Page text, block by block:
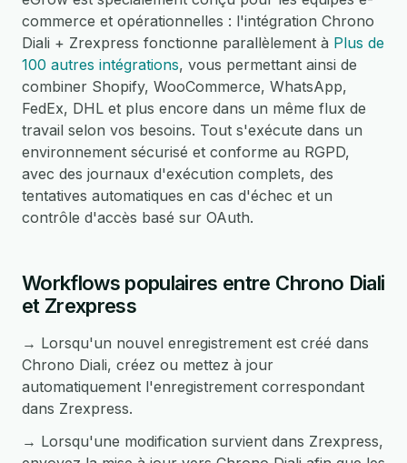
commerce et opérationnelles : l'intégration Chrono
Diali + Zrexpress fonctionne parallèlement à Plus de
100 autres intégrations, vous permettant ainsi de
combiner Shopify, WooCommerce, WhatsApp,
FedEx, DHL et plus encore dans un même flux de
travail selon vos besoins. Tout s'exécute dans un
environnement sécurisé et conforme au RGPD,
avec des journaux d'exécution complets, des
tentatives automatiques en cas d'échec et un
contrôle d'accès basé sur OAuth.
Workflows populaires entre Chrono Diali
et Zrexpress
→ Lorsqu'un nouvel enregistrement est créé dans
Chrono Diali, créez ou mettez à jour
automatiquement l'enregistrement correspondant
dans Zrexpress.
→ Lorsqu'une modification survient dans Zrexpress,